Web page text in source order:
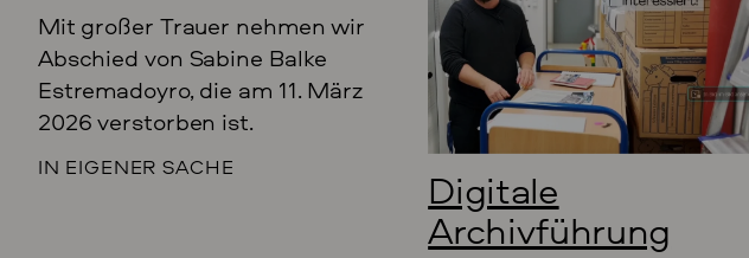
IN EIGENER SACHE
Mit großer Trauer nehmen wir
Abschied von Sabine Balke
Estremadoyro, die am 11. März
2026 verstorben ist.
Digitale
Archivführung